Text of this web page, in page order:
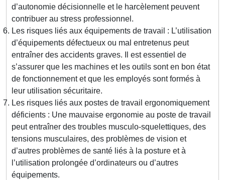
d’autonomie décisionnelle et le harcèlement peuvent
contribuer au stress professionnel.
Les risques liés aux équipements de travail : L’utilisation
d’équipements défectueux ou mal entretenus peut
entraîner des accidents graves. Il est essentiel de
s’assurer que les machines et les outils sont en bon état
de fonctionnement et que les employés sont formés à
leur utilisation sécuritaire.
Les risques liés aux postes de travail ergonomiquement
déficients : Une mauvaise ergonomie au poste de travail
peut entraîner des troubles musculo-squelettiques, des
tensions musculaires, des problèmes de vision et
d’autres problèmes de santé liés à la posture et à
l’utilisation prolongée d’ordinateurs ou d’autres
équipements.